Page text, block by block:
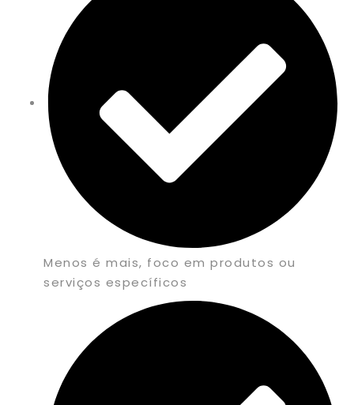
Menos é mais, foco em produtos ou
serviços específicos